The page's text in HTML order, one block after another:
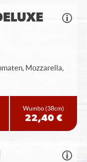
Mozzarella,
Wumbo(38cm)
22,40 €